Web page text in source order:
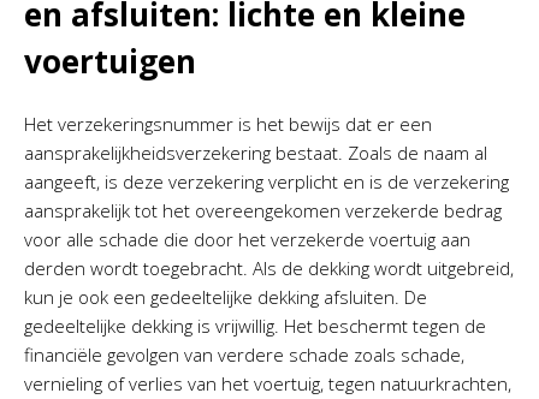
en afsluiten: lichte en kleine
voertuigen
Het verzekeringsnummer is het bewijs dat er een
aansprakelijkheidsverzekering bestaat. Zoals de naam al
aangeeft, is deze verzekering verplicht en is de verzekering
aansprakelijk tot het overeengekomen verzekerde bedrag
voor alle schade die door het verzekerde voertuig aan
derden wordt toegebracht. Als de dekking wordt uitgebreid,
kun je ook een gedeeltelijke dekking afsluiten. De
gedeeltelijke dekking is vrijwillig. Het beschermt tegen de
financiële gevolgen van verdere schade zoals schade,
vernieling of verlies van het voertuig, tegen natuurkrachten,